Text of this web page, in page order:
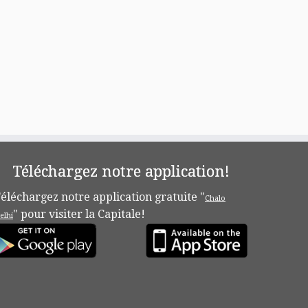
Téléchargez notre application!
notre application gratuite "Chalo
" pour visiter la Capitale!